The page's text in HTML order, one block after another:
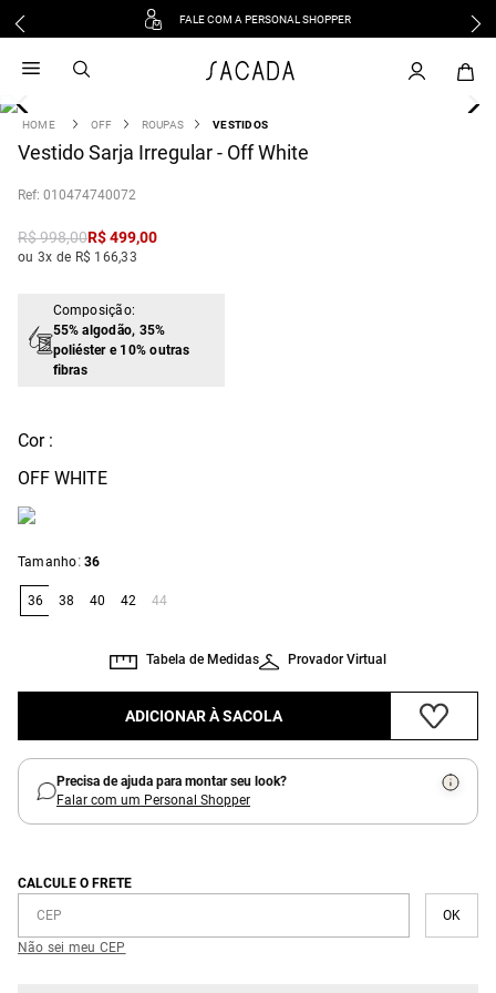
FALE COM A PERSONAL SHOPPER
OFF ROUPAS VESTIDOS
Vestido Sarja Irregular - Off White
: 010474740072
R$998,00R$499,00
ou 3x de R$ 166,33
Composição:
55% algodão, 35%
poliéster e 10% outras
fibras
Cor :
OFF WHITE
Tamanho: 36
36 38 40 42 44
Provador Virtual
Tabela de Medidas
ADICIONAR À SACOLA
Precisa de ajuda para montar seu look?
Falar com um Personal Shopper
CALCULE O FRETE
Não sei meu CEP
vestido
3 º blusa
º tricot
º macacão
jeans
º camisa